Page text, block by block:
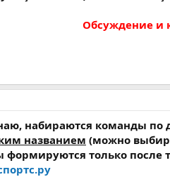
Обсуждение и
набираются команды по
названием (можно
только после